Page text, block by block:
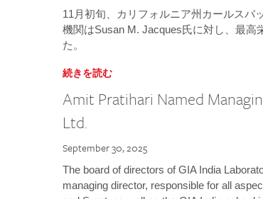
11月初旬、カリフォルニア州カールスバ
機関はSusan M. Jacques氏に対し、最高
た。
続きを読む
Amit Pratihari Named
Ltd.
September 30, 2025
The board of directors of GIA India
managing director, responsible for all